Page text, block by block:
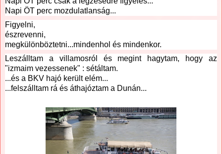
Napi ÖT perc mozdulatlanság...
Figyelni,
észrevenni,
megkülönböztetni...mindenhol és mindenkor.
Leszálltam a villamosról és megint hagytam, hogy az
"izmaim vezessenek" : sétáltam.
...és a BKV hajó került elém...
...felszálltam rá és áthajóztam a Dunán...